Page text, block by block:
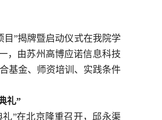
”揭牌暨启动仪式在我院学
，由苏州高博应诺信息科技
基金、师资培训、实践条件
礼”
”在北京隆重召开，邱永渠